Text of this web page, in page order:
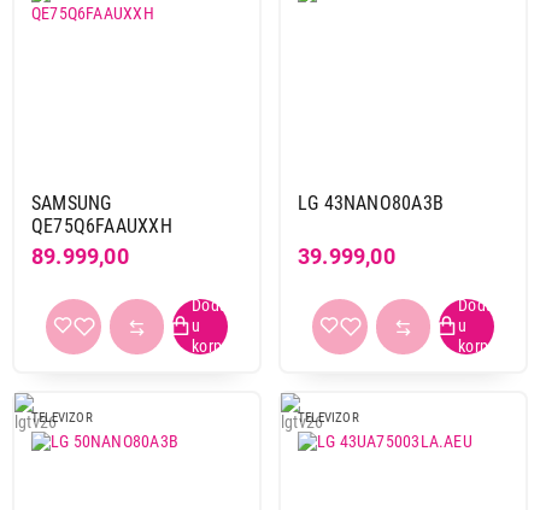
SAMSUNG
QE75Q6FAAUXXH
89.999,00
LG 43NANO80A3B
39.999,00
TELEVIZOR TELEVIZOR